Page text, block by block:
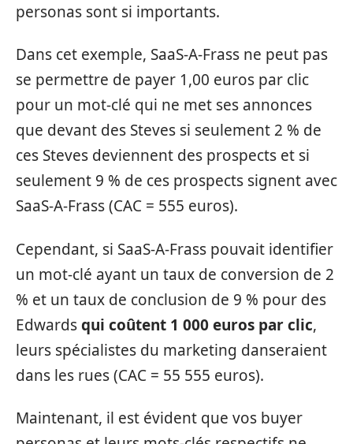
personas sont si importants.
Dans cet exemple, SaaS-A-Frass ne peut pas
se permettre de payer 1,00 euros par clic
pour un mot-clé qui ne met ses annonces
que devant des Steves si seulement 2 % de
ces Steves deviennent des prospects et si
seulement 9 % de ces prospects signent avec
SaaS-A-Frass (CAC = 555 euros).
Cependant, si SaaS-A-Frass pouvait identifier
un mot-clé ayant un taux de conversion de 2
% et un taux de conclusion de 9 % pour des
Edwardsqui coûtent 1 000 euros par clic,
leurs spécialistes du marketing danseraient
dans les rues (CAC = 55 555 euros).
Maintenant, il est évident que vos buyer